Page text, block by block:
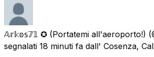
𝔸𝕣𝕜𝕠𝕤𝟟𝟙 ✪ (Portatemi all'aeroporto!)
segnalati 18 minuti fa dall' Cosenza,